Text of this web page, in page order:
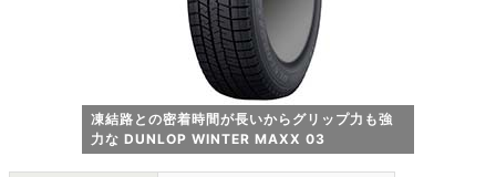
凍結路との密着時間が長いからグリップ力も強
力な DUNLOP WINTER MAXX 03